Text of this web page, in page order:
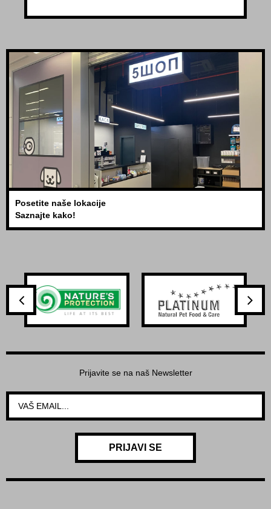
Posetite naše lokacije
Saznajte kako!
Prijavite se na naš Newsletter
PRIJAVI SE